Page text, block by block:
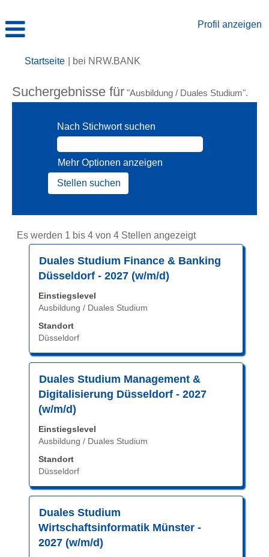
Profil anzeigen
Startseite bei NRW.BANK
Suchergebnisse für "Ausbildung / Duales Studium".
Nach Stichwort suchen
Mehr Optionen anzeigen
Es werden 1 bis 4 von 4 Stellen angezeigtSuchergebnisse
für
"Ausbildung
bis
von
4
um
durch
Stellenliste
Stellenbezeichnung
Duales Studium Finance & Banking
Düsseldorf - 2027 (w/m/d)
Einstiegslevel
Ausbildung / Duales Studium
Standort
Düsseldorf
Drücken
Sie
Leertaste,
um
die
Stelleninformationen
vollständig
anzuzeigen.
Stellenbezeichnung
Duales Studium Management &
Digitalisierung Düsseldorf - 2027
(w/m/d)
Einstiegslevel
Ausbildung / Duales Studium
Standort
Düsseldorf
Drücken
Sie
die
Leertaste,
um
die
Stelleninformationen
vollständig
Stellenbezeichnung
Duales Studium
Wirtschaftsinformatik Münster -
2027 (w/m/d)
Drücken
Sie
die
Leertaste,